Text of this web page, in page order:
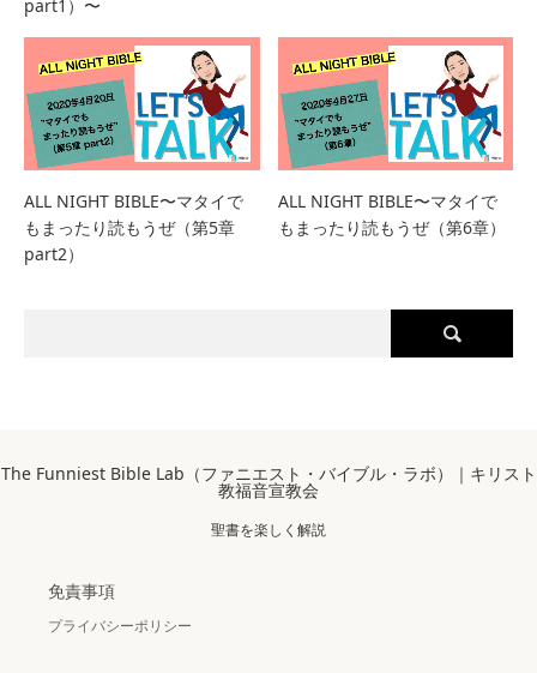
part1）〜
ALL NIGHT BIBLE〜マタイで
もまったり読もうぜ（第5章
part2）
ALL NIGHT BIBLE〜マタイで
もまったり読もうぜ（第6章）
The Funniest Bible Lab（ファニエスト・バイブル・ラボ）｜キリスト
教福音宣教会
聖書を楽しく解説
免責事項
プライバシーポリシー